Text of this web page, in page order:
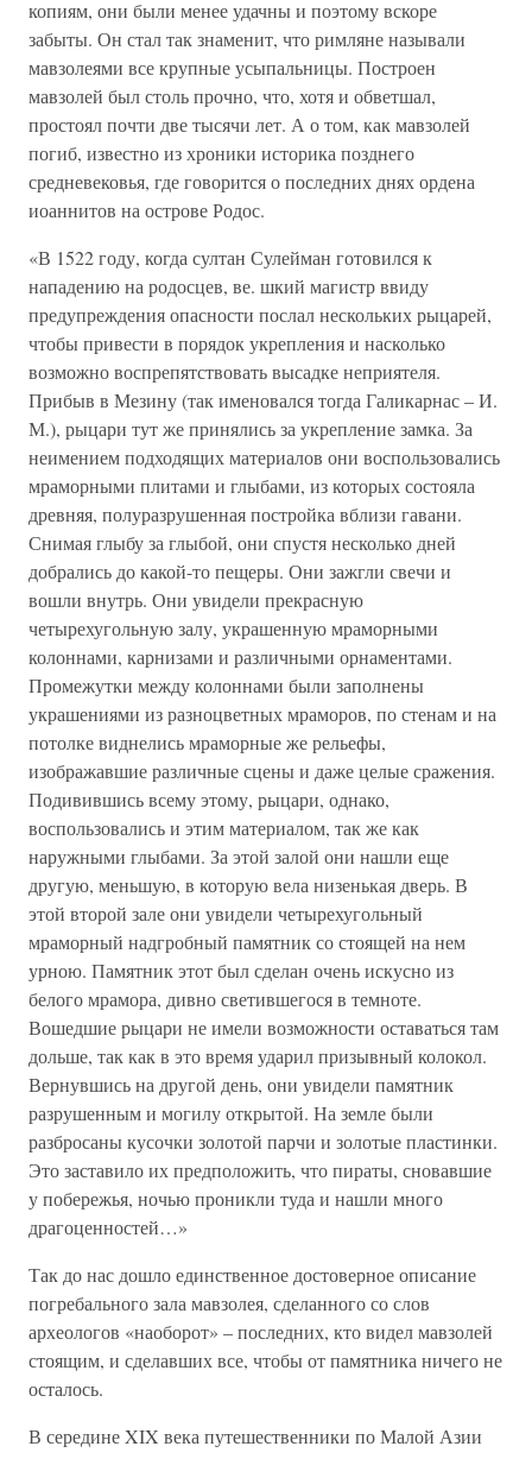
копиям, они были менее удачны и поэтому вскоре
забыты. Он стал так знаменит, что римляне называли
мавзолеями все крупные усыпальницы. Построен
мавзолей был столь прочно, что, хотя и обветшал,
простоял почти две тысячи лет. А о том, как мавзолей
погиб, известно из хроники историка позднего
средневековья, где говорится о последних днях ордена
иоаннитов на острове Родос.
«В 1522 году, когда султан Сулейман готовился к
нападению на родосцев, ве. шкий магистр ввиду
предупреждения опасности послал нескольких рыцарей,
чтобы привести в порядок укрепления и насколько
возможно воспрепятствовать высадке неприятеля.
Прибыв в Мезину (так именовался тогда Галикарнас – И.
М.), рыцари тут же принялись за укрепление замка. За
неимением подходящих материалов они воспользовались
мраморными плитами и глыбами, из которых состояла
древняя, полуразрушенная постройка вблизи гавани.
Снимая глыбу за глыбой, они спустя несколько дней
добрались до какой-то пещеры. Они зажгли свечи и
вошли внутрь. Они увидели прекрасную
четырехугольную залу, украшенную мраморными
колоннами, карнизами и различными орнаментами.
Промежутки между колоннами были заполнены
украшениями из разноцветных мраморов, по стенам и на
потолке виднелись мраморные же рельефы,
изображавшие различные сцены и даже целые сражения.
Подивившись всему этому, рыцари, однако,
воспользовались и этим материалом, так же как
наружными глыбами. За этой залой они нашли еще
другую, меньшую, в которую вела низенькая дверь. В
этой второй зале они увидели четырехугольный
мраморный надгробный памятник со стоящей на нем
урною. Памятник этот был сделан очень искусно из
белого мрамора, дивно светившегося в темноте.
Вошедшие рыцари не имели возможности оставаться там
дольше, так как в это время ударил призывный колокол.
Вернувшись на другой день, они увидели памятник
разрушенным и могилу открытой. На земле были
разбросаны кусочки золотой парчи и золотые пластинки.
Это заставило их предположить, что пираты, сновавшие
у побережья, ночью проникли туда и нашли много
драгоценностей…»
Так до нас дошло единственное достоверное описание
погребального зала мавзолея, сделанного со слов
археологов «наоборот» – последних, кто видел мавзолей
стоящим, и сделавших все, чтобы от памятника ничего не
осталось.
В середине XIX века путешественники по Малой Азии